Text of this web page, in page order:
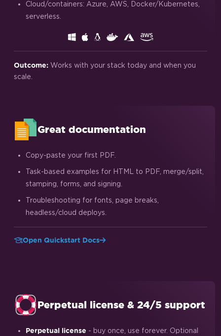
Cloud/containers: Azure, AWS, Docker/Kubernetes,
serverless.
Outcome: Works with your stack today and when you
scale.
Great documentation
Copy-paste your first PDF.
Task-based examples for HTML to PDF, merge/split,
stamping, forms, and signing.
Troubleshooting for fonts, page breaks,
headless/cloud deploys.
Open Quickstart Docs
Perpetual license & 24/5 support
Perpetual license - buy once, use forever. Optional